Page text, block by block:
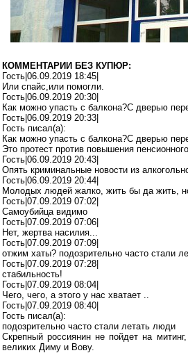
КОММЕНТАРИИ БЕЗ КУПЮР:
Гость|06.09.2019 18:45|
Или спайс,или помогли.
Гость|06.09.2019 20:30|
Как можно упасть с балкона?С дверью
Гость|06.09.2019 20:33|
Гость писал(a):
Как можно упасть с балкона?С дверью
Это протест против повышения
Гость|06.09.2019 20:43|
Опять криминальные новости из
Гость|06.09.2019 20:44|
Молодых людей жалко, жить бы да жить,
Гость|07.09.2019 07:02|
Самоубийца видимо
Гость|07.09.2019 07:06|
Нет, жертва насилия...
Гость|07.09.2019 07:09|
отжим хаты? подозрительно часто стали
Гость|07.09.2019 07:28|
стабильность!
Гость|07.09.2019 08:04|
Чего, чего, а этого у нас хватает ..
Гость|07.09.2019 08:40|
Гость писал(a):
подозрительно часто стали летать люди
Скрепный россиянин не пойдет на
великих Диму и Вову.